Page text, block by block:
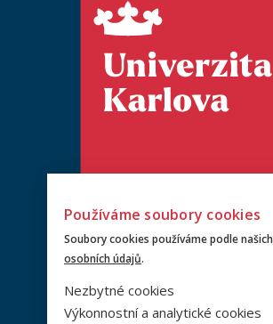
Používáme soubory cookies
Soubory cookies používáme podle našich
osobních údajů.
Nezbytné cookies
Výkonnostní a analytické cookies